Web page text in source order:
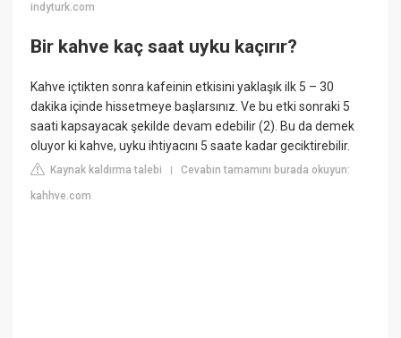
indyturk.com
Bir kahve kaç saat uyku kaçırır?
Kahve içtikten sonra kafeinin etkisini yaklaşık ilk 5 – 30
dakika içinde hissetmeye başlarsınız. Ve bu etki sonraki 5
saati kapsayacak şekilde devam edebilir (2). Bu da demek
oluyor ki kahve, uyku ihtiyacını 5 saate kadar geciktirebilir.
Kaynak kaldırma talebi |Cevabın tamamını burada okuyun:
kahhve.com